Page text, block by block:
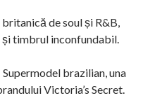
de soul și R&B,
și timbrul inconfundabil.
Supermodel brazilian, una
Victoria’s Secret.